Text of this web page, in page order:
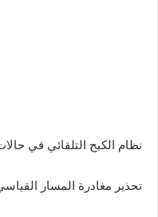
نظام الكبح التلقائي في
تحذير مغادرة المسار